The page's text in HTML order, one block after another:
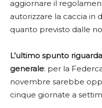
aggiornare il
autorizzare la caccia in
quanto previsto dalle
L’ultimo spunto
generale: per la
novembre sarebbe
cinque giornate a